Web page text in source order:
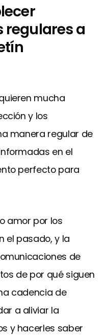
a
mucha
y los
manera regular de
en el
perfecto para
amor por los
el pasado, y la
de
de por qué siguen
cadencia de
a aliviar la
y hacerles saber